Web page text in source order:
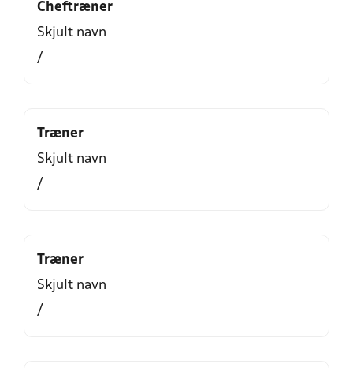
Cheftræner
Skjult navn
/
Træner
Skjult navn
/
Træner
Skjult navn
/